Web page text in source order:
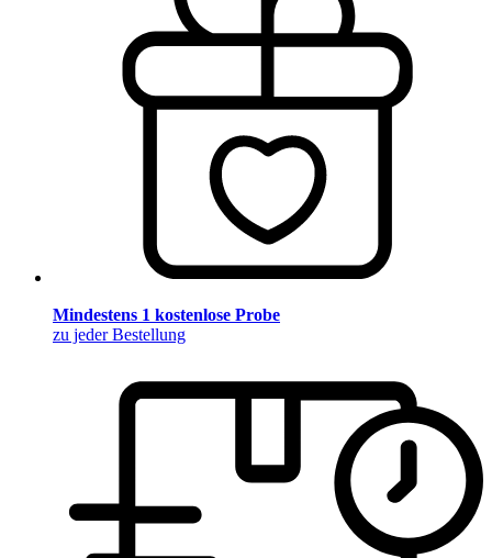
Mindestens 1 kostenlose Probe
zu jeder Bestellung